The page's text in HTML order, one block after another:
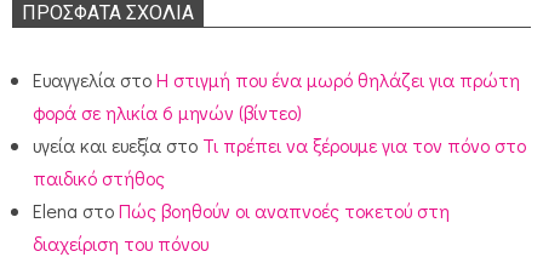
ΠΡΌΣΦΑΤΑ ΣΧΌΛΙΑ
Ευαγγελία στοΗ στιγμή που ένα μωρό θηλάζει για πρώτη
φορά σε ηλικία 6 μηνών (βίντεο)
υγεία και ευεξία στο Τι πρέπει να ξέρουμε για τον πόνο στο
παιδικό στήθος
Elena στοΠώς βοηθούν οι αναπνοές τοκετού στη
διαχείριση του πόνου